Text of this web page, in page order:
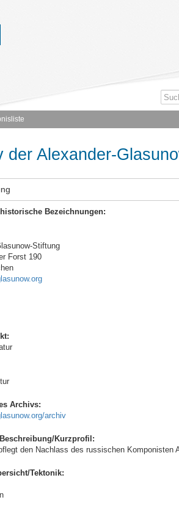
der Alexander-
Bezeichnungen:
Stiftung
Forst 190
Archivs:
archiv
Kurzprofil:
den Nachlass des russischen Komponisten
Tektonik: